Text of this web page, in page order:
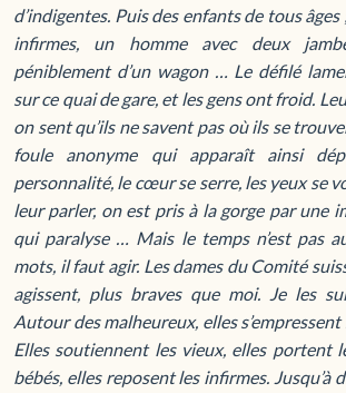
d’indigentes. Puis des enfants de tous
infirmes, un homme avec deux
péniblement d’un wagon … Le défilé
sur ce quai de gare, et les gens ont froid.
on sent qu’ils ne savent pas où ils se
foule anonyme qui apparaît ainsi
personnalité, le cœur se serre, les yeux se
leur parler, on est pris à la gorge par une
qui paralyse … Mais le temps n’est pas
mots, il faut agir. Les dames du Comité
agissent, plus braves que moi. Je les
Autour des malheureux, elles
Elles soutiennent les vieux, elles portent
bébés, elles reposent les infirmes. Jusqu’à